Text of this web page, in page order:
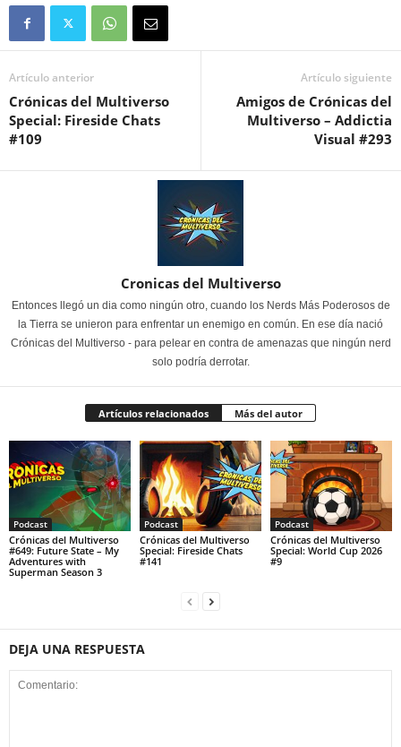
Artículo anterior
Crónicas del Multiverso
Special: Fireside Chats
#109
Artículo siguiente
Amigos de Crónicas del
Multiverso – Addictia
Visual #293
Cronicas del Multiverso
Entonces llegó un dia como ningún otro, cuando los Nerds Más Poderosos de
la Tierra se unieron para enfrentar un enemigo en común. En ese día nació
Crónicas del Multiverso - para pelear en contra de amenazas que ningún nerd
solo podría derrotar.
Artículos relacionados Más del autor
Podcast
Crónicas del Multiverso
#649: Future State – My
Adventures with
Superman Season 3
Podcast
Crónicas del Multiverso
Special: Fireside Chats
#141
Podcast
Crónicas del Multiverso
Special: World Cup 2026
#9
DEJA UNA RESPUESTA